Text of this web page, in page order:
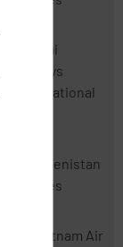
Thai
Airways
International
Turkmenistan
Airlines
Vietnam Air